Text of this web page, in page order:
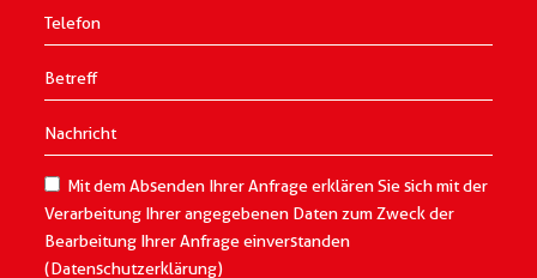
Mit dem Absenden Ihrer Anfrage erklären Sie sich mit der
Verarbeitung Ihrer angegebenen Daten zum Zweck der
Bearbeitung Ihrer Anfrage einverstanden
(Datenschutzerklärung)